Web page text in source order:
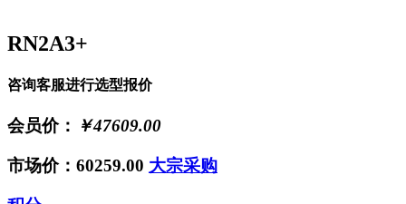
RN2A3+
咨询客服进行选型报价
会员价： ￥47609.00
市场价：60259.00 大宗采购